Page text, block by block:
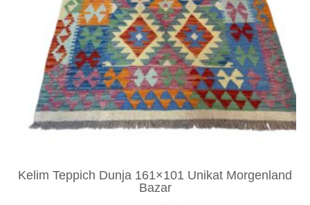
Kelim Teppich Dunja 161×101 Unikat Morgenland
Bazar